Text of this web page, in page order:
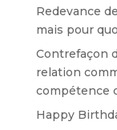
Redevance
mais pour
Contrefaçon
relation
compétence
Happy